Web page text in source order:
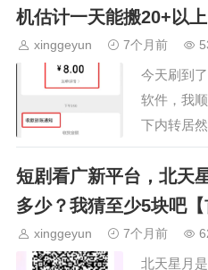
包1元，
机估计一天能搬20+以上
xinggeyun 7个月前
今天刷到
软件，我
下内转居
钱让我们
果还不错
果断做了
短剧看广新平台，北天
多少？我猜至少5块吧【
xinggeyun 7个月前
北天星月